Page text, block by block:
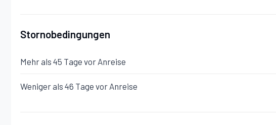
Stornobedingungen
Mehr als 45 Tage vor Anreise
Weniger als 46 Tage vor Anreise